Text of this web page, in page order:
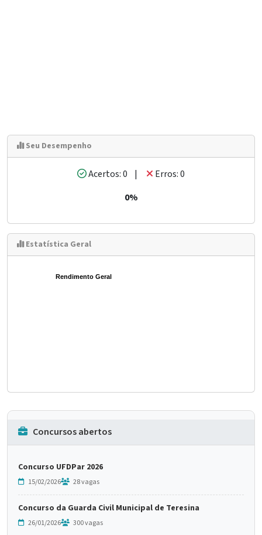
Seu Desempenho
Acertos: 0 |
Erros: 0
0%
Estatística Geral
Rendimento Geral
Concursos abertos
Concurso UFDPar 2026
15/02/2026 28 vagas
Concurso da Guarda Civil Municipal de Teresina
26/01/2026 300 vagas